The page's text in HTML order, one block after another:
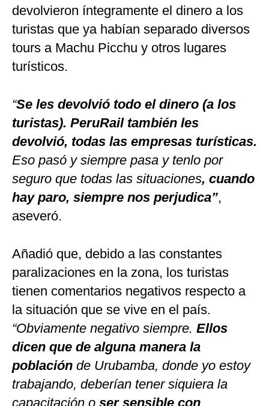
devolvieron íntegramente el dinero a los
turistas que ya habían separado diversos
tours a Machu Picchu y otros lugares
turísticos.
“Se les devolvió todo el dinero (a los
turistas). PeruRail también les
devolvió, todas las empresas turísticas.
Eso pasó y siempre pasa y tenlo por
seguro que todas las situaciones, cuando
hay paro, siempre nos perjudica”,
aseveró.
Añadió que, debido a las constantes
paralizaciones en la zona, los turistas
tienen comentarios negativos respecto a
la situación que se vive en el país.
“Obviamente negativo siempre. Ellos
dicen que de alguna manera la
población de Urubamba, donde yo estoy
trabajando, deberían tener siquiera la
capacitación o ser sensible con